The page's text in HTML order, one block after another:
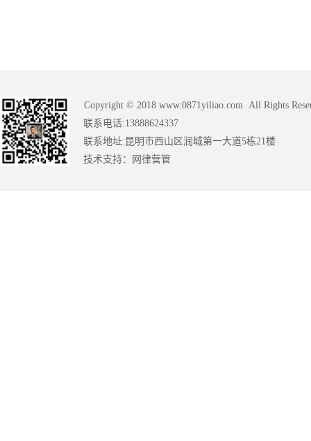
Copyright © 2018 www.0871yiliao.com All Rights
联系电话:13888624337
联系地址:昆明市西山区润城第一大道5栋21楼
技术支持：
网律营管